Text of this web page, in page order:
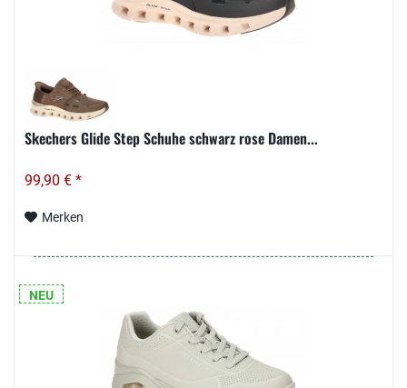
Skechers Glide Step Schuhe schwarz rose Damen...
99,90 € *
Merken
NEU